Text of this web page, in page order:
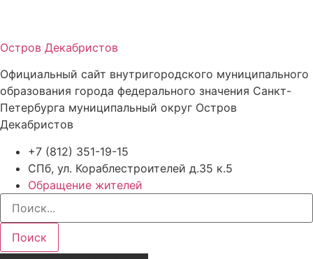
Остров Декабристов
Официальный сайт внутригородского муниципального
образования города федерального значения Санкт-
Петербурга муниципальный округ Остров
Декабристов
+7 (812) 351-19-15
СПб, ул. Кораблестроителей д.35 к.5
Обращение жителей
Поиск